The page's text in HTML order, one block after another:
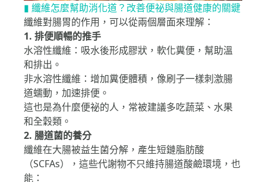
▮ 纖維怎麼幫助消化道？改善便祕與腸道健康的關鍵
纖維對腸胃的作用，可以從兩個層面來理解：
1. 排便順暢的推手
水溶性纖維：吸水後形成膠狀，軟化糞便，幫助溫
和排出。
非水溶性纖維：增加糞便體積，像刷子一樣刺激腸
道蠕動，加速排便。
這也是為什麼便祕的人，常被建議多吃蔬菜、水果
和全穀類。
2. 腸道菌的養分
纖維在大腸被益生菌分解，產生短鏈脂肪酸
（SCFAs），這些代謝物不只維持腸道酸鹼環境，也
能：